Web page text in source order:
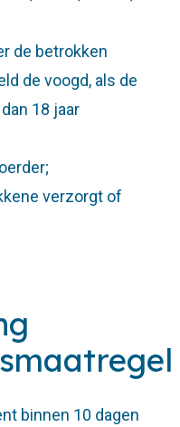
de betrokken
de voogd, als de
18 jaar
verzorgt of
binnen 10 dagen